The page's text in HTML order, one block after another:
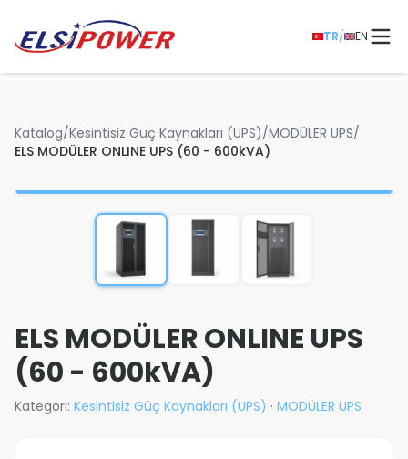
TR/ EN
Katalog/Kesintisiz Güç Kaynakları (UPS)/MODÜLER UPS/
ELS MODÜLER ONLINE UPS (60 - 600kVA)
ELS MODÜLER ONLINE UPS
(60 - 600kVA)
Kategori: Kesintisiz Güç Kaynakları (UPS) · MODÜLER UPS